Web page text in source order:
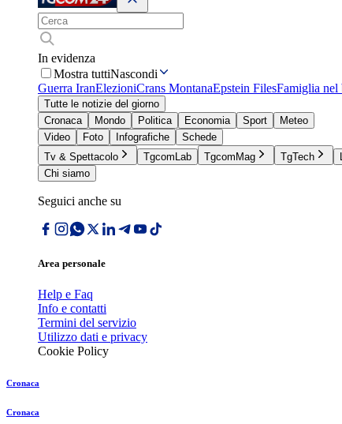
In evidenza
Mostra tuttiNascondi
Guerra IranElezioniCrans MontanaEpstein FilesFamiglia nel
Tutte le notizie del giorno
Cronaca
Mondo Politica Economia Sport
Meteo
Video
Foto Infografiche
Schede
Tv & Spettacolo
TgcomLab TgcomMag TgTech
Chi siamo
Seguici anche su
Area personale
Help e Faq
Info e contatti
Termini del servizio
Utilizzo dati e privacy
Cookie Policy
Cronaca
Cronaca